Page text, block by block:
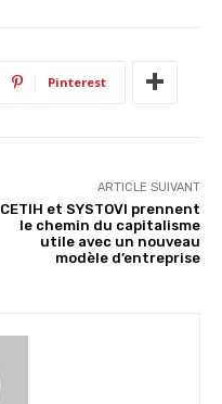
Pinterest
ARTICLE SUIVANT
CETIH et SYSTOVI prennent
le chemin du capitalisme
utile avec un nouveau
modèle d’entreprise